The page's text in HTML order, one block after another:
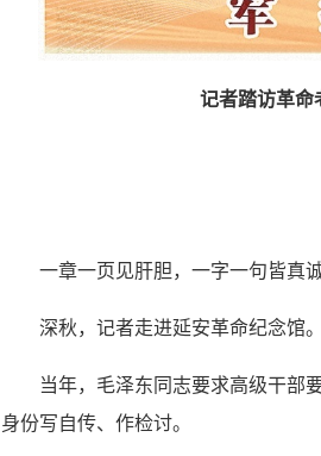
记者踏访革
一章一页见肝胆，一字一句皆真诚
深秋，记者走进延安革命纪念馆
当年，毛泽东同志要求高级干部
身份写自传、作检讨。